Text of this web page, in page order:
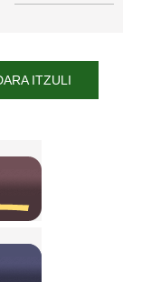
ITZULI